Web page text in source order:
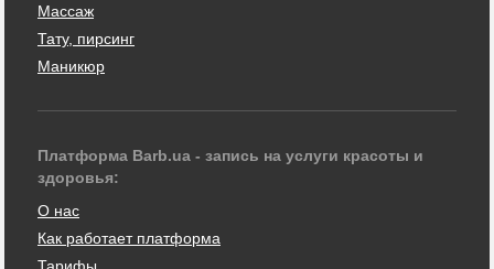
Массаж
Тату, пирсинг
Маникюр
Платформа Barb.ua - запись на услуги красоты и
здоровья:
О нас
Как работает платформа
Тарифы